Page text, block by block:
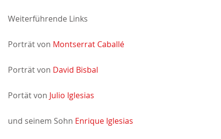
Weiterführende Links
Porträt von Montserrat Caballé
Porträt von David Bisbal
Portät von Julio Iglesias
und seinem Sohn Enrique Iglesias